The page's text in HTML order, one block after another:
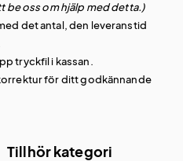
be oss om hjälp med detta.)
det antal, den leveranstid
tryckfil i kassan.
för ditt godkännande
Tillhör kategori